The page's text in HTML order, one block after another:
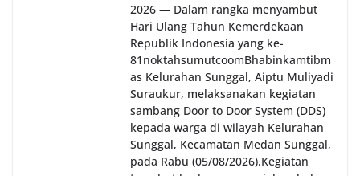
2026 — Dalam rangka menyambut
Hari Ulang Tahun Kemerdekaan
Republik Indonesia yang ke-
81noktahsumutcoomBhabinkamtibm
as Kelurahan Sunggal, Aiptu Muliyadi
Suraukur, melaksanakan kegiatan
sambang Door to Door System (DDS)
kepada warga di wilayah Kelurahan
Sunggal, Kecamatan Medan Sunggal,
pada Rabu (05/08/2026).‎‎Kegiatan